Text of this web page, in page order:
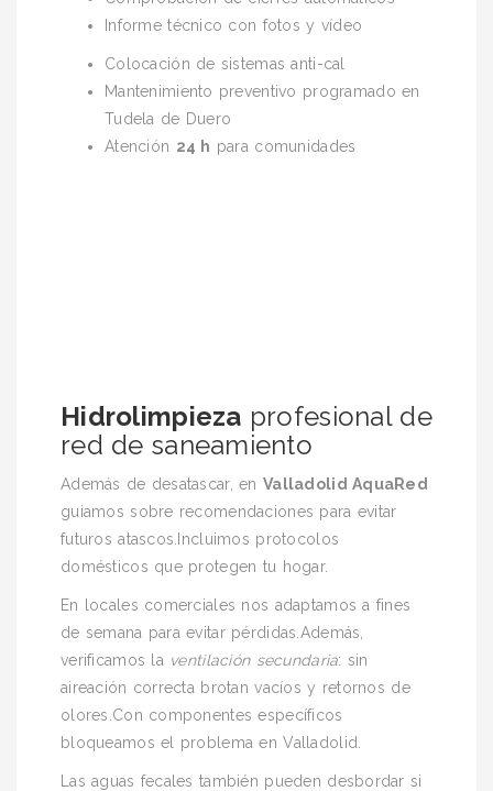
Informe técnico con fotos y vídeo
Colocación de sistemas anti-cal
Mantenimiento preventivo programado en
Tudela de Duero
Atención 24 h para comunidades
Hidrolimpieza profesional de
red de saneamiento
Además de desatascar, en Valladolid AquaRed
guiamos sobre recomendaciones para evitar
futuros atascos.Incluimos protocolos
domésticos que protegen tu hogar.
En locales comerciales nos adaptamos a fines
de semana para evitar pérdidas.Además,
verificamos la ventilación secundaria: sin
aireación correcta brotan vacíos y retornos de
olores.Con componentes específicos
bloqueamos el problema en Valladolid.
Las aguas fecales también pueden desbordar si